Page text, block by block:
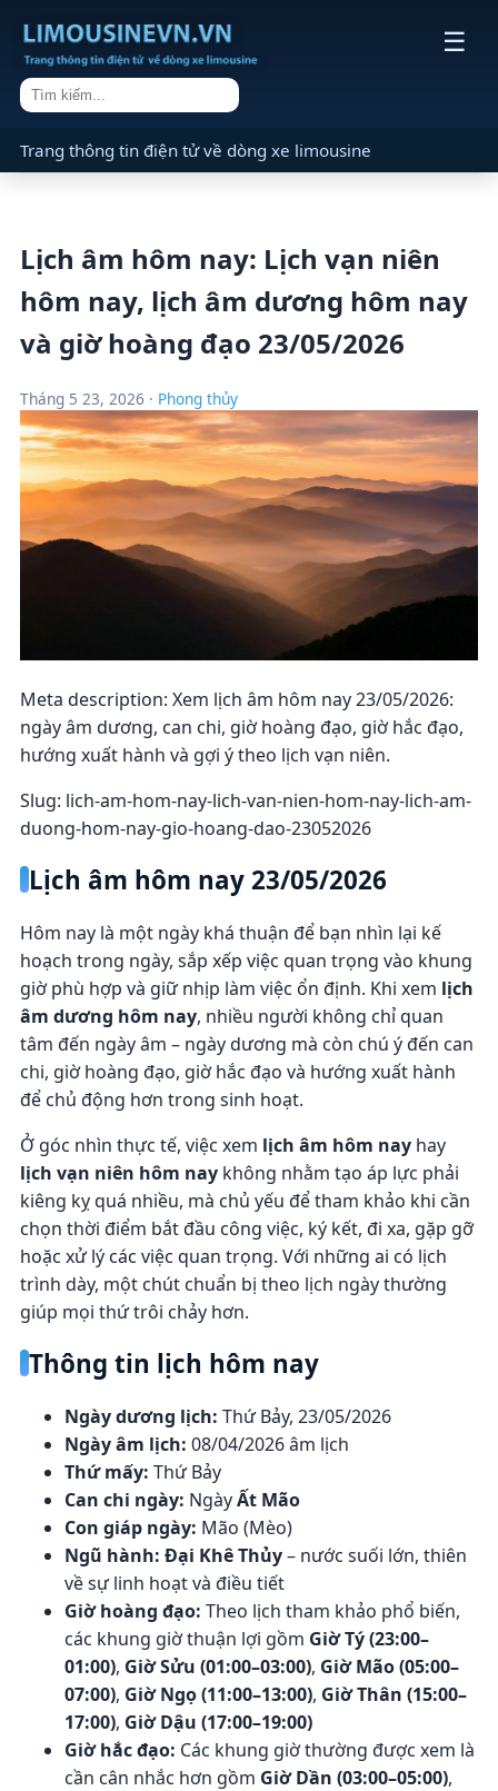
☰
Trang thông tin điện tử về dòng xe limousine
Lịch âm hôm nay: Lịch vạn niên
hôm nay, lịch âm dương hôm nay
và giờ hoàng đạo 23/05/2026
Tháng 5 23, 2026 · Phong thủy
Meta description: Xem lịch âm hôm nay 23/05/2026:
ngày âm dương, can chi, giờ hoàng đạo, giờ hắc đạo,
hướng xuất hành và gợi ý theo lịch vạn niên.
Slug: lich-am-hom-nay-lich-van-nien-hom-nay-lich-am-
duong-hom-nay-gio-hoang-dao-23052026
Lịch âm hôm nay 23/05/2026
Hôm nay là một ngày khá thuận để bạn nhìn lại kế
hoạch trong ngày, sắp xếp việc quan trọng vào khung
giờ phù hợp và giữ nhịp làm việc ổn định. Khi xem lịch
âm dương hôm nay, nhiều người không chỉ quan
tâm đến ngày âm – ngày dương mà còn chú ý đến can
chi, giờ hoàng đạo, giờ hắc đạo và hướng xuất hành
để chủ động hơn trong sinh hoạt.
Ở góc nhìn thực tế, việc xem lịch âm hôm nayhay
lịch vạn niên hôm naykhông nhằm tạo áp lực phải
kiêng kỵ quá nhiều, mà chủ yếu để tham khảo khi cần
chọn thời điểm bắt đầu công việc, ký kết, đi xa, gặp gỡ
hoặc xử lý các việc quan trọng. Với những ai có lịch
trình dày, một chút chuẩn bị theo lịch ngày thường
giúp mọi thứ trôi chảy hơn.
Thông tin lịch hôm nay
Ngày dương lịch: Thứ Bảy, 23/05/2026
Ngày âm lịch: 08/04/2026 âm lịch
Thứ mấy: Thứ Bảy
Can chi ngày: NgàyẤt Mão
Con giáp ngày: Mão (Mèo)
Ngũ hành: Đại Khê Thủy– nước suối lớn, thiên
về sự linh hoạt và điều tiết
Giờ hoàng đạo: Theo lịch tham khảo phổ biến,
các khung giờ thuận lợi gồm Giờ Tý (23:00–
01:00), Giờ Sửu (01:00–03:00), Giờ Mão (05:00–
07:00), Giờ Ngọ (11:00–13:00), Giờ Thân (15:00–
17:00), Giờ Dậu (17:00–19:00)
Giờ hắc đạo: Các khung giờ thường được xem là
cần cân nhắc hơn gồm Giờ Dần (03:00–05:00),